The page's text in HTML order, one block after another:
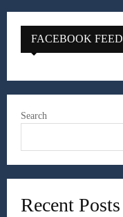
FACEBOOK FEED
Search
Recent Posts